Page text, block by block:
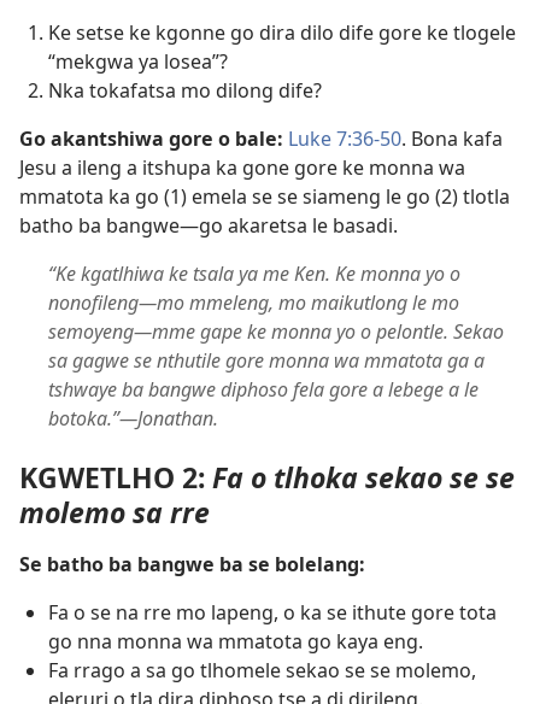
Ke setse ke kgonne go dira dilo dife gore ke tlogele
“mekgwa ya losea”?
Nka tokafatsa mo dilong dife?
Go akantshiwa gore o bale: Luke 7:36-50. Bona kafa
Jesu a ileng a itshupa ka gone gore ke monna wa
mmatota ka go (1) emela se se siameng le go (2) tlotla
batho ba bangwe—go akaretsa le basadi.
“Ke kgatlhiwa ke tsala ya me Ken. Ke monna yo o
nonofileng—mo mmeleng, mo maikutlong le mo
semoyeng—mme gape ke monna yo o pelontle. Sekao
sa gagwe se nthutile gore monna wa mmatota ga a
tshwaye ba bangwe diphoso fela gore a lebege a le
botoka.”—Jonathan.
KGWETLHO 2:Fa o tlhoka sekao se se
molemo sa rre
Se batho ba bangwe ba se bolelang:
Fa o se na rre mo lapeng, o ka se ithute gore tota
go nna monna wa mmatota go kaya eng.
Fa rrago a sa go tlhomele sekao se se molemo,